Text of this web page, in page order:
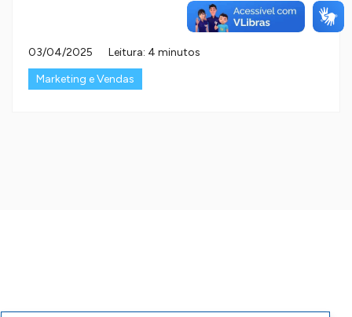
03/04/2025
Leitura: 4 minutos
Marketing e Vendas